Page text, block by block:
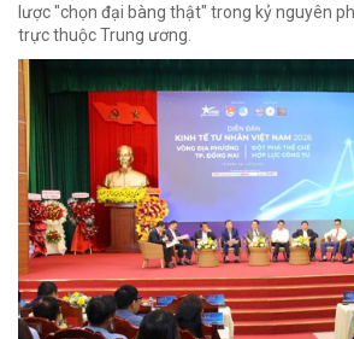
lược "chọn đại bàng thật" trong kỷ nguyên
trực thuộc Trung ương.